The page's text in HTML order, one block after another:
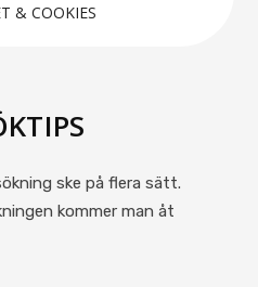
& COOKIES
ske på flera sätt.
kommer man åt